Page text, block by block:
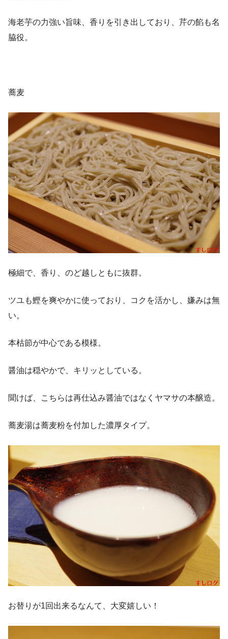
海老芋の力強い旨味、香りを引き出しており、芹の餡も名
脇役。
蕎麦
極細で、香り、のど越しともに抜群。
ツユも鰹を爽やかに使っており、コクを活かし、嫌みは無
い。
本枯節が中心である模様。
醤油は穏やかで、キリッとしている。
聞けば、こちらは再仕込み醤油ではなくヤマサの本醸造。
蕎麦湯は蕎麦粉を付加した濃厚タイプ。
お替りが1回出来るなんて、大変嬉しい！